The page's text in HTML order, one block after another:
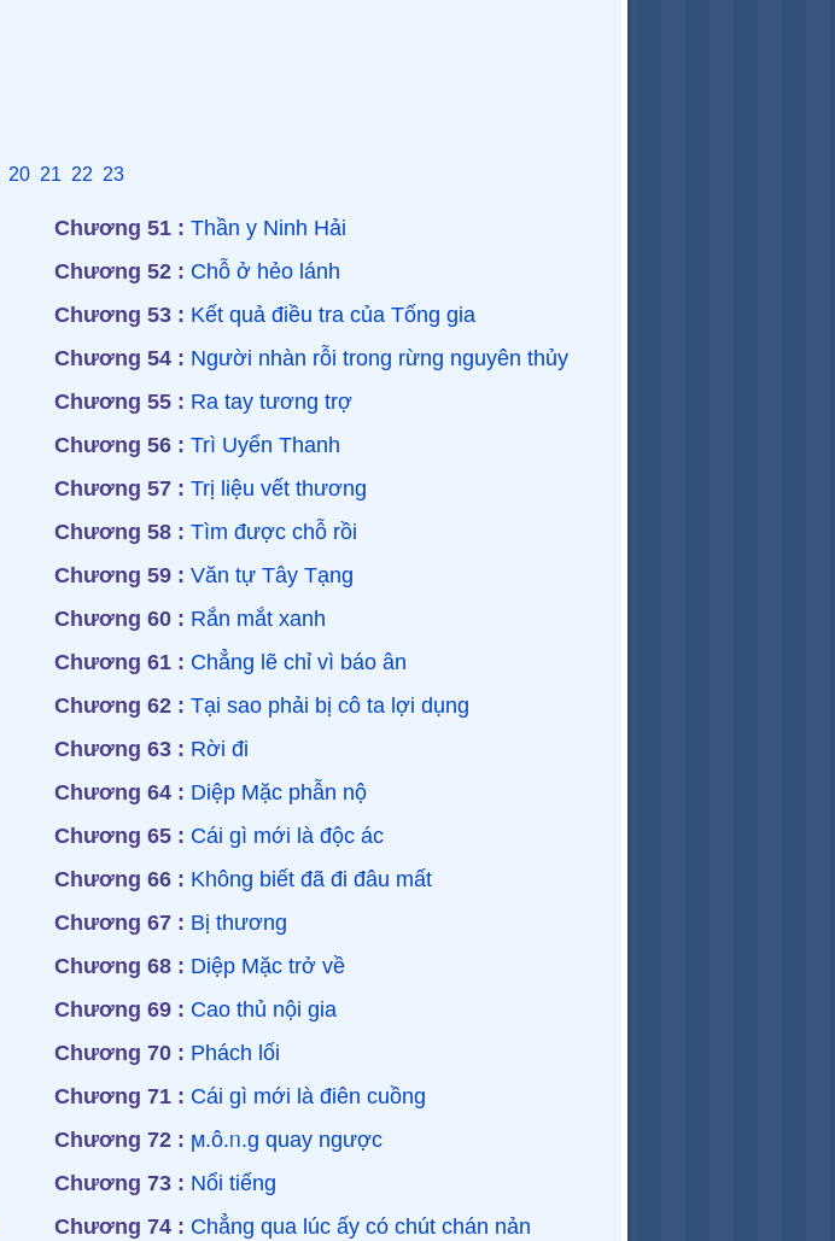
20 21 22 23
Chương 51 : Thần y Ninh Hải
Chương 52 : Chỗ ở hẻo lánh
Chương 53 : Kết quả điều tra của Tống gia
Chương 54 : Người nhàn rỗi trong rừng nguyên thủy
Chương 55 : Ra tay tương trợ
Chương 56 : Trì Uyển Thanh
Chương 57 : Trị liệu vết thương
Chương 58 : Tìm được chỗ rồi
Chương 59 : Văn tự Tây Tạng
Chương 60 : Rắn mắt xanh
Chương 61 : Chẳng lẽ chỉ vì báo ân
Chương 62 : Tại sao phải bị cô ta lợi dụng
Chương 63 : Rời đi
Chương 64 : Diệp Mặc phẫn nộ
Chương 65 : Cái gì mới là độc ác
Chương 66 : Không biết đã đi đâu mất
Chương 67 : Bị thương
Chương 68 : Diệp Mặc trở về
Chương 69 : Cao thủ nội gia
Chương 70 : Phách lối
Chương 71 : Cái gì mới là điên cuồng
Chương 72 : ϻ.ô.ᥒ.g quay ngược
Chương 73 : Nổi tiếng
Chương 74 : Chẳng qua lúc ấy có chút chán nản